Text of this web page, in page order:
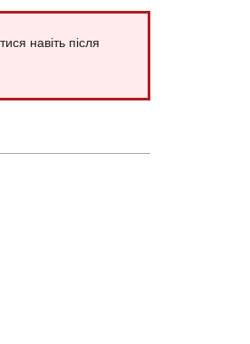
навіть після